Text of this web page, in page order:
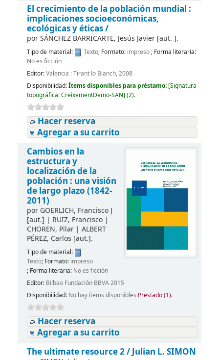
El crecimiento de la población mundial :
implicaciones socioeconómicas,
ecológicas y éticas /
porSÁNCHEZ BARRICARTE, Jesús Javier[aut. ].
Tipo de material: Texto; Formato: impreso; Forma literaria:
No es ficción
Editor:Valencia : Tirant lo Blanch, 2008
Disponibilidad:Ítems disponibles para préstamo: [Signatura
topográfica:CreixementDemo-SAN] (2).
Hacer reserva
Agregar a su carrito
Cambios en la
estructura y
localización de la
población : una visión
de largo plazo (1842-
2011)
por GOERLICH, Francisco J
[aut.] | RUIZ, Francisco|
CHOREN, Pilar| ALBERT
PÉREZ, Carlos [aut.].
Tipo de material:
Texto; Formato: impreso
; Forma literaria: No es ficción
Editor: Bilbao Fundación BBVA 2015
Disponibilidad: No hay ítems disponibles Prestado (1).
Hacer reserva
Agregar a su carrito
The ultimate resource 2 /Julian L. SIMON